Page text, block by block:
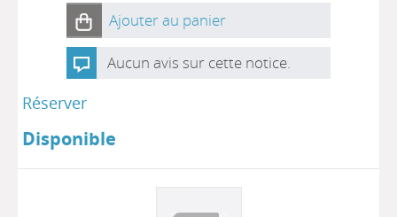
Ajouter au panier
Aucun avis sur cette notice.
Réserver
Disponible